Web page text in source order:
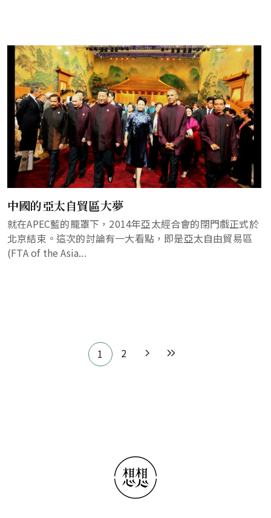
中國的亞太自貿區大夢
就在APEC藍的籠罩下，2014年亞太經合會的閉門戲正式於
北京結束。這次的討論有一大看點，即是亞太自由貿易區
(FTA of the Asia...
1 2